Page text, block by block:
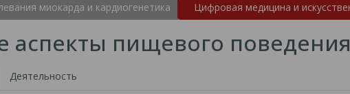
миокарда и кардиогенетика Цифровая медицина и
аспекты пищевого поведения
Деятельность